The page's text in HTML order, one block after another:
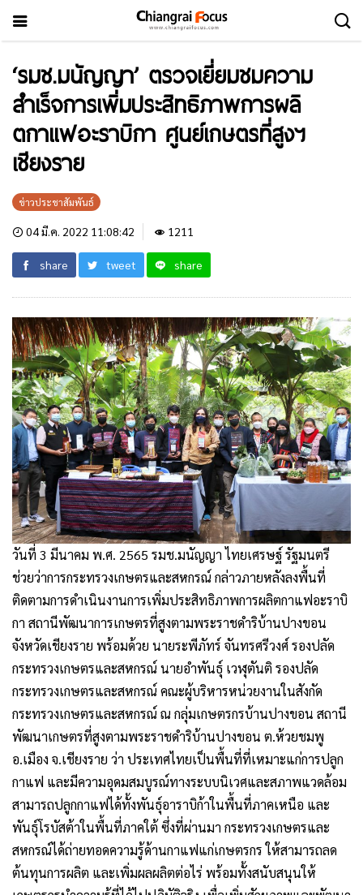
‘รมช.มนัญญา’ ตรวจเยี่ยมชมความ
สำเร็จการเพิ่มประสิทธิภาพการผลิ
ตกาแฟอะราบิกา ศูนย์เกษตรที่สูงฯ
เชียงราย
ข่าวประชาสัมพันธ์
04 มี.ค. 2022 11:08:42 1211
share tweet share
วันที่ 3 มีนาคม พ.ศ. 2565 รมช.มนัญญา ไทยเศรษฐ์ รัฐมนตรี
ช่วยว่าการกระทรวงเกษตรและสหกรณ์ กล่าวภายหลังลงพื้นที่
ติดตามการดำเนินงานการเพิ่มประสิทธิภาพการผลิตกาแฟอะราบิ
กา สถานีพัฒนาการเกษตรที่สูงตามพระราชดำริบ้านปางขอน
จังหวัดเชียงราย พร้อมด้วย นายระพีภัทร์ จันทรศรีวงศ์ รองปลัด
กระทรวงเกษตรและสหกรณ์ นายอำพันธุ์ เวฬุตันติ รองปลัด
กระทรวงเกษตรและสหกรณ์ คณะผู้บริหารหน่วยงานในสังกัด
กระทรวงเกษตรและสหกรณ์ ณ กลุ่มเกษตรกรบ้านปางขอน สถานี
พัฒนาเกษตรที่สูงตามพระราชดำริบ้านปางขอน ต.ห้วยชมพู
อ.เมือง จ.เชียงราย ว่า ประเทศไทยเป็นพื้นที่ที่เหมาะแก่การปลูก
กาแฟ และมีความอุดมสมบูรณ์ทางระบบนิเวศและสภาพแวดล้อม
สามารถปลูกกาแฟได้ทั้งพันธุ์อาราบิก้าในพื้นที่ภาคเหนือ และ
พันธุ์โรบัสต้าในพื้นที่ภาคใต้ ซึ่งที่ผ่านมา กระทรวงเกษตรและ
สหกรณ์ได้ถ่ายทอดความรู้ด้านกาแฟแก่เกษตรกร ให้สามารถลด
ต้นทุนการผลิต และเพิ่มผลผลิตต่อไร่ พร้อมทั้งสนับสนุนให้